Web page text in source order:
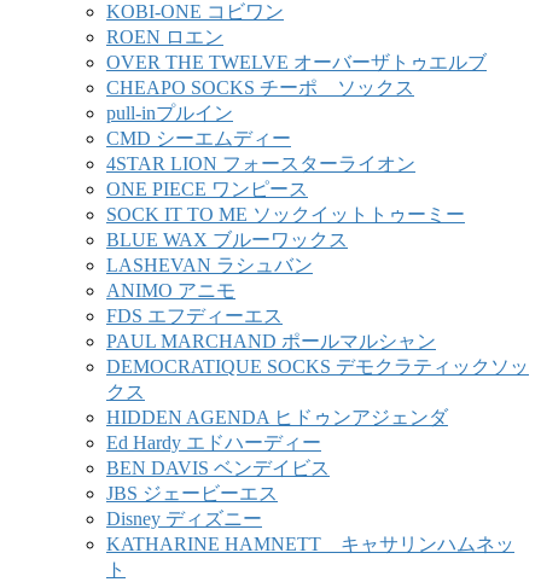
KOBI-ONE コビワン
ROEN ロエン
OVER THE TWELVE オーバーザトゥエルブ
CHEAPO SOCKS チーポ ソックス
pull-inプルイン
CMD シーエムディー
4STAR LION フォースターライオン
ONE PIECE ワンピース
SOCK IT TO ME ソックイットトゥーミー
BLUE WAX ブルーワックス
LASHEVAN ラシュバン
ANIMO アニモ
FDS エフディーエス
PAUL MARCHAND ポールマルシャン
DEMOCRATIQUE SOCKS デモクラティックソッ
クス
HIDDEN AGENDA ヒドゥンアジェンダ
Ed Hardy エドハーディー
BEN DAVIS ベンデイビス
JBS ジェービーエス
Disney ディズニー
KATHARINE HAMNETT キャサリンハムネッ
ト